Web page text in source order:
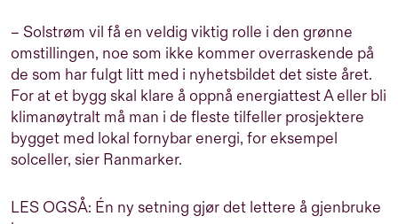
– Solstrøm vil få en veldig viktig rolle i den grønne
omstillingen, noe som ikke kommer overraskende på
de som har fulgt litt med i nyhetsbildet det siste året.
For at et bygg skal klare å oppnå energiattest A eller bli
klimanøytralt må man i de fleste tilfeller prosjektere
bygget med lokal fornybar energi, for eksempel
solceller, sier Ranmarker.
LES OGSÅ: Én ny setning gjør det lettere å gjenbruke